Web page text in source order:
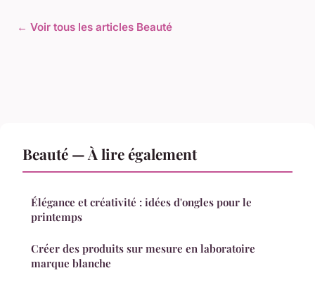
← Voir tous les articles Beauté
Beauté — À lire également
Élégance et créativité : idées d'ongles pour le
printemps
Créer des produits sur mesure en laboratoire
marque blanche